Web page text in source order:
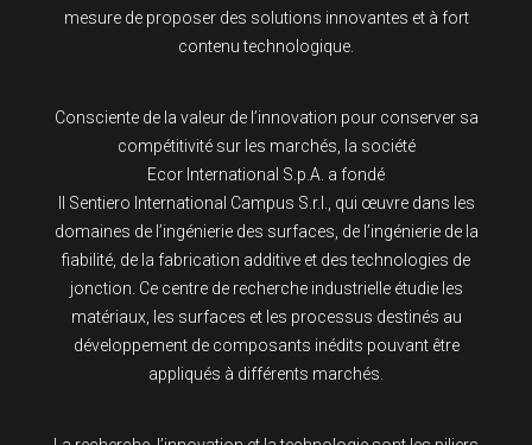
mesure de proposer des solutions innovantes et à fort
contenu technologique.
Consciente de la valeur de l’innovation pour conserver sa
compétitivité sur les marchés, la société
Ecor International S.p.A. a fondé
Il Sentiero International Campus S.r.l., qui œuvre dans les
domaines de l’ingénierie des surfaces, de l’ingénierie de la
fiabilité, de la fabrication additive et des technologies de
jonction. Ce centre de recherche industrielle étudie les
matériaux, les surfaces et les processus destinés au
développement de composants inédits pouvant être
appliqués à différents marchés.